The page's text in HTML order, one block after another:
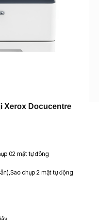
Xerox Docucentre
02 mặt tự đông
chụp 2 mặt tự động